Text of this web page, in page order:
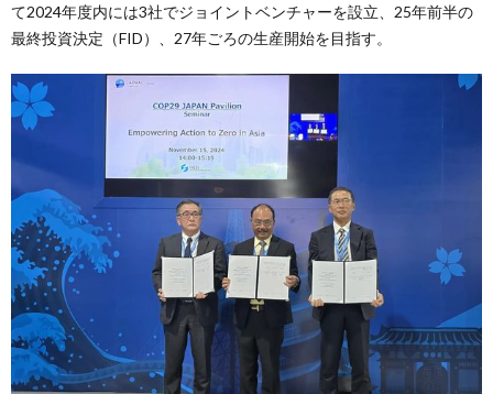
て2024年度内には3社でジョイントベンチャーを設立、25年前半の
最終投資決定（FID）、27年ごろの生産開始を目指す。